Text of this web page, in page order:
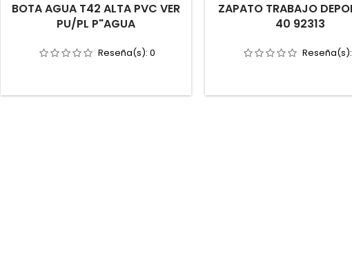
BOTA AGUA T42 ALTA PVC VER
PU/PL P"AGUA
Reseña(s): 0
ZAPATO TRABAJO
40 92313